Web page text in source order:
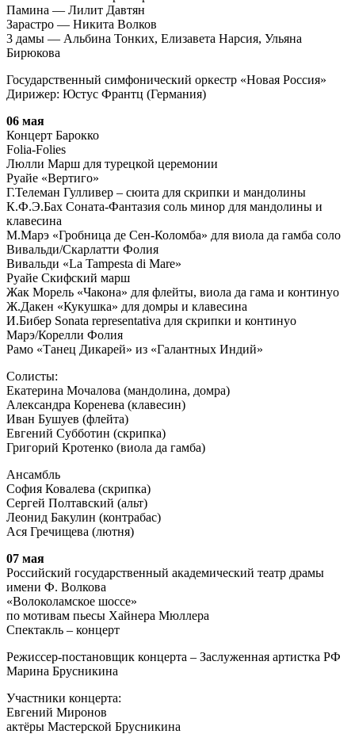
Памина — Лилит Давтян
Зарастро — Никита Волков
3 дамы — Альбина Тонких, Елизавета Нарсия, Ульяна
Бирюкова
Государственный симфонический оркестр «Новая Россия»
Дирижер: Юстус Франтц (Германия)
06 мая
Концерт Барокко
Folia-Folies
Люлли Марш для турецкой церемонии
Руайе «Вертиго»
Г.Телеман Гулливер – сюита для скрипки и мандолины
К.Ф.Э.Бах Соната-Фантазия соль минор для мандолины и
клавесина
М.Марэ «Гробница де Сен-Коломба» для виола да гамба соло
Вивальди/Скарлатти Фолия
Вивальди «La Tampesta di Mare»
Руайе Скифский марш
Жак Морель «Чакона» для флейты, виола да гама и континуо
Ж.Дакен «Кукушка» для домры и клавесина
И.Бибер Sonata representativa для скрипки и континуо
Марэ/Корелли Фолия
Рамо «Танец Дикарей» из «Галантных Индий»
Солисты:
Екатерина Мочалова (мандолина, домра)
Александра Коренева (клавесин)
Иван Бушуев (флейта)
Евгений Субботин (скрипка)
Григорий Кротенко (виола да гамба)
Ансамбль
София Ковалева (скрипка)
Сергей Полтавский (альт)
Леонид Бакулин (контрабас)
Ася Гречищева (лютня)
07 мая
Российский государственный академический театр драмы
имени Ф. Волкова
«Волоколамское шоссе»
по мотивам пьесы Хайнера Мюллера
Спектакль – концерт
Режиссер-постановщик концерта – Заслуженная артистка РФ
Марина Брусникина
Участники концерта:
Евгений Миронов
актёры Мастерской Брусникина